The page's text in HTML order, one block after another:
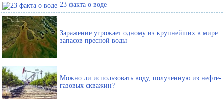
23 факта о воде
Заражение угрожает одному из крупнейших в мире
запасов пресной воды
Можно ли использовать воду, полученную из нефте-
газовых скважин?